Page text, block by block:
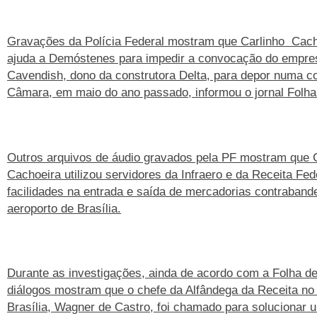
Gravações da Polícia Federal mostram que Carlinho
ajuda a Demóstenes para impedir a convocação do
Cavendish, dono da construtora Delta, para depor numa
Câmara, em maio do ano passado, informou o jornal
Outros arquivos de áudio gravados pela PF mostram que
Cachoeira utilizou servidores da Infraero e da Receita
facilidades na entrada e saída de mercadorias
aeroporto de Brasília.
Durante as investigações, ainda de acordo com a Folha
diálogos mostram que o chefe da Alfândega da Receita
Brasília, Wagner de Castro, foi chamado para solucionar